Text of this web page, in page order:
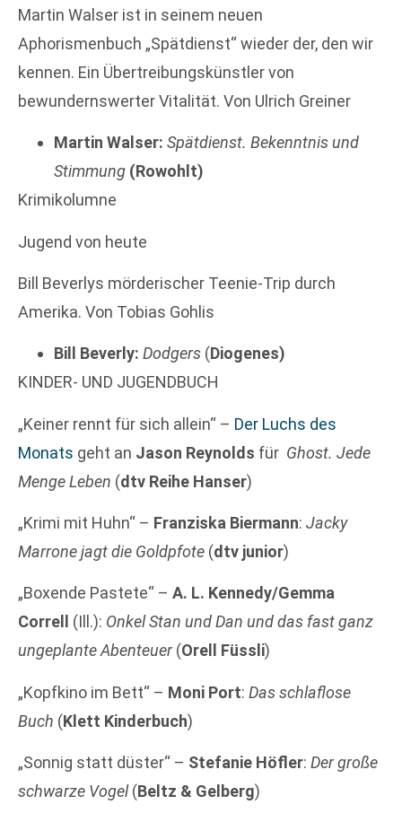
Martin Walser ist in seinem neuen
Aphorismenbuch „Spätdienst“ wieder der, den wir
kennen. Ein Übertreibungskünstler von
bewundernswerter Vitalität. Von Ulrich Greiner
Martin Walser: Spätdienst. Bekenntnis und
Stimmung (Rowohlt)
Krimikolumne
Jugend von heute
Bill Beverlys mörderischer Teenie-Trip durch
Amerika. Von Tobias Gohlis
Bill Beverly: Dodgers (Diogenes)
KINDER- UND JUGENDBUCH
„Keiner rennt für sich allein“ – Der Luchs des
Monats geht an Jason Reynolds für Ghost. Jede
Menge Leben (dtv Reihe Hanser)
„Krimi mit Huhn“ – Franziska Biermann: Jacky
Marrone jagt die Goldpfote (dtv junior)
„Boxende Pastete“ – A. L. Kennedy/Gemma
Correll
(Ill.): Onkel Stan und Dan und das fast ganz
ungeplante Abenteuer(Orell Füssli)
„Kopfkino im Bett“ – Moni Port: Das schlaflose
Buch (Klett Kinderbuch)
„Sonnig statt düster“ – Stefanie Höfler: Der große
schwarze Vogel(Beltz & Gelberg)